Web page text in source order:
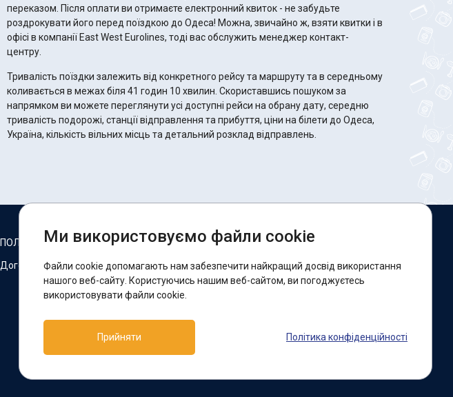
переказом. Після оплати ви отримаєте електронний квиток - не забудьте
роздрокувати його перед поїздкою до Одеса! Можна, звичайно ж, взяти квитки і в
офісі в компанії East West Eurolines, тоді вас обслужить менеджер контакт-
центру.
Тривалість поїздки залежить від конкретного рейсу та маршруту та в середньому
коливається в межах біля 41 годин 10 хвилин. Скориставшись пошуком за
напрямком ви можете переглянути усі доступні рейси на обрану дату, середню
тривалість подорожі, станції відправлення та прибуття, ціни на білети до Одеса,
Україна, кількість вільних місць та детальний розклад відправлень.
ПОЛІТИКА COOKIES
Договір оферти
Ми в соцмережах:
Facebook
Підтримка:
Telegram-бот
Ми використовуємо файли cookie
Файли cookie допомагають нам забезпечити найкращий досвід використання
нашого веб-сайту. Користуючись нашим веб-сайтом, ви погоджуєтесь
використовувати файли cookie.
Прийняти Політика конфіденційності